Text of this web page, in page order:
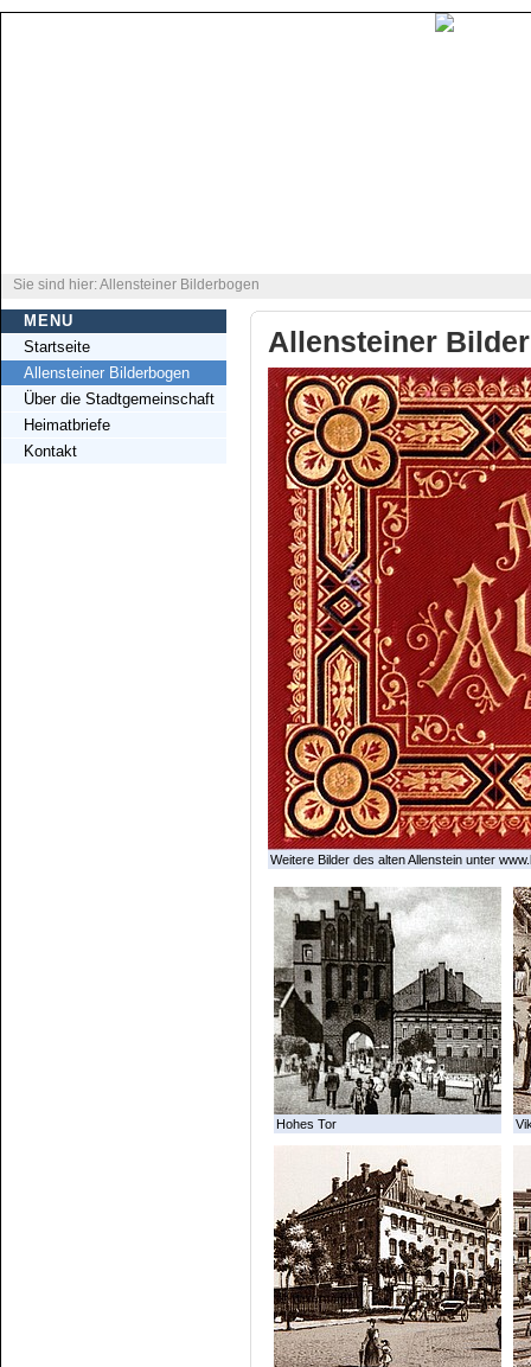
Sie sind hier: Allensteiner Bilderbogen
MENU
Startseite
Allensteiner Bilderbogen
Über die Stadtgemeinschaft
Heimatbriefe
Kontakt
Allensteiner
Weitere Bilder des alten Allenstein unter
Hohes Tor